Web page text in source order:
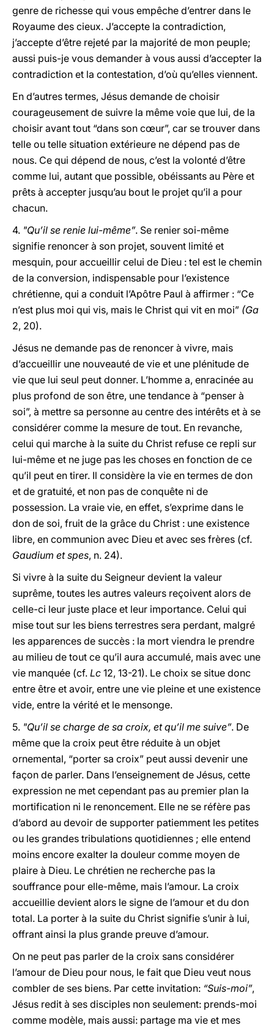
genre de richesse qui vous empêche d’entrer dans le
Royaume des cieux. J’accepte la contradiction,
j’accepte d’être rejeté par la majorité de mon peuple;
aussi puis-je vous demander à vous aussi d’accepter la
contradiction et la contestation, d’où qu’elles viennent.
En d’autres termes, Jésus demande de choisir
courageusement de suivre la même voie que lui, de la
choisir avant tout “dans son cœur”, car se trouver dans
telle ou telle situation extérieure ne dépend pas de
nous. Ce qui dépend de nous, c’est la volonté d’être
comme lui, autant que possible, obéissants au Père et
prêts à accepter jusqu’au bout le projet qu’il a pour
chacun.
4. "Qu’il se renie lui-même”. Se renier soi-même
signifie renoncer à son projet, souvent limité et
mesquin, pour accueillir celui de Dieu : tel est le chemin
de la conversion, indispensable pour l’existence
chrétienne, qui a conduit l’Apôtre Paul à affirmer : “Ce
n’est plus moi qui vis, mais le Christ qui vit en moi” (Ga
2, 20).
Jésus ne demande pas de renoncer à vivre, mais
d’accueillir une nouveauté de vie et une plénitude de
vie que lui seul peut donner. L’homme a, enracinée au
plus profond de son être, une tendance à “penser à
soi”, à mettre sa personne au centre des intérêts et à se
considérer comme la mesure de tout. En revanche,
celui qui marche à la suite du Christ refuse ce repli sur
lui-même et ne juge pas les choses en fonction de ce
qu’il peut en tirer. Il considère la vie en termes de don
et de gratuité, et non pas de conquête ni de
possession. La vraie vie, en effet, s’exprime dans le
don de soi, fruit de la grâce du Christ : une existence
libre, en communion avec Dieu et avec ses frères (cf.
Gaudium et spes, n. 24).
Si vivre à la suite du Seigneur devient la valeur
suprême, toutes les autres valeurs reçoivent alors de
celle-ci leur juste place et leur importance. Celui qui
mise tout sur les biens terrestres sera perdant, malgré
les apparences de succès : la mort viendra le prendre
au milieu de tout ce qu’il aura accumulé, mais avec une
vie manquée (cf. Lc 12, 13-21). Le choix se situe donc
entre être et avoir, entre une vie pleine et une existence
vide, entre la vérité et le mensonge.
5. "Qu’il se charge de sa croix, et qu’il me suive”. De
même que la croix peut être réduite à un objet
ornemental, “porter sa croix” peut aussi devenir une
façon de parler. Dans l’enseignement de Jésus, cette
expression ne met cependant pas au premier plan la
mortification ni le renoncement. Elle ne se réfère pas
d’abord au devoir de supporter patiemment les petites
ou les grandes tribulations quotidiennes ; elle entend
moins encore exalter la douleur comme moyen de
plaire à Dieu. Le chrétien ne recherche pas la
souffrance pour elle-même, mais l’amour. La croix
accueillie devient alors le signe de l’amour et du don
total. La porter à la suite du Christ signifie s’unir à lui,
offrant ainsi la plus grande preuve d’amour.
On ne peut pas parler de la croix sans considérer
l’amour de Dieu pour nous, le fait que Dieu veut nous
combler de ses biens. Par cette invitation: “Suis-moi”,
Jésus redit à ses disciples non seulement: prends-moi
comme modèle, mais aussi: partage ma vie et mes